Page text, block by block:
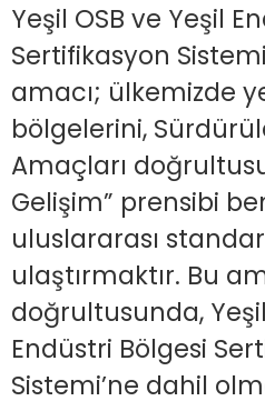
Yeşil OSB ve Yeşil
Sertifikasyon
amacı; ülkemizde
bölgelerini,
Amaçları
Gelişim” prensibi
uluslararası
ulaştırmaktır. Bu
doğrultusunda,
Endüstri Bölgesi
Sistemi’ne dahil